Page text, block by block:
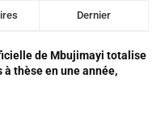
Dernier
de Mbujimayi totalise
thèse en une année,